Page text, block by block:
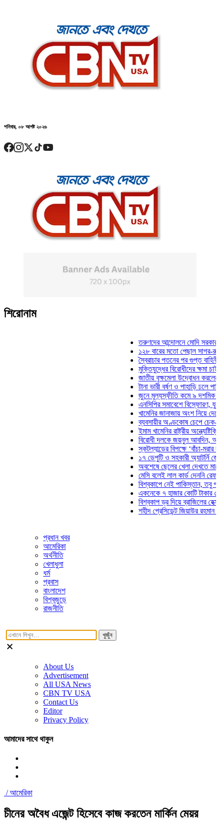
শনিবার, ০৮ আগষ্ট ২০২৬
শিরোনাম
তরুণদের আন্দোলনে মোদি সরকার দুর্বল
১২৮ বারের মতো পেছাল সাগর-রুনি
স্বৈরাচার পতনের পর গুপ্ত বাহিনীর
মুক্তিযুদ্ধের বিরোধীদের ক্ষমা চাইতে
জাতীয় বৃক্ষমেলা উদ্বোধন করলেন
টানা ভারী বর্ষণ ও পাহাড়ি ঢলে পানিবন্দি
জুনে মূল্যস্ফীতি কমে ৯ দশমিক ১৬
এনসিপির সমাবেশে বিস্ফোরণ,
খামেনির জানাজায় অংশ নিয়ে দেশে
ব্যবসায়ীর অণ্ডকোষ চেপে চেক-
ইমাম খামেনির রাষ্ট্রীয়
বিরোধী দলকে জয়নুল আবদিন, আপনারা
স্কটল্যান্ডের বিপক্ষে ‘বাঁচা-মরার
১৭ ডেপুটি ও সহকারী অ্যাটর্নি
অবশেষে ছেলের খেলা দেখতে মাঠে
মেসি বলেই লাল কার্ড দেননি রেফারি!
বিশ্বকাপে নেই পাকিস্তান, তবু প্রতিটি
একনেকে ৭ হাজার কোটি টাকার ৫
বিশ্বকাপ ড্র দিয়ে ব্রাজিলের হেক্সা
শহীদ প্রেসিডেন্ট জিয়াউর রহমান
প্রধান খবর
আমেরিকা
অর্থনীতি
খেলাধুলা
ধর্ম
প্রবাস
বাংলাদেশ
বিশ্বজুড়ে
রাজনীতি
খুজুঁন
About Us
Advertisement
All USA News
CBN TV USA
Contact Us
Editor
Privacy Policy
আমাদের সাথে থাকুন
/আমেরিকা
চীনের অবৈধ এজেন্ট হিসেবে কাজ করতেন মার্কিন মেয়র